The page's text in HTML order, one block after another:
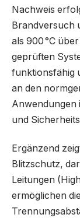
Nachweis
Brandversuch
als 900 °C
geprüften
funktionsfähig
an den
Anwendungen
und
Ergänzend
Blitzschutz,
Leitungen
ermöglichen